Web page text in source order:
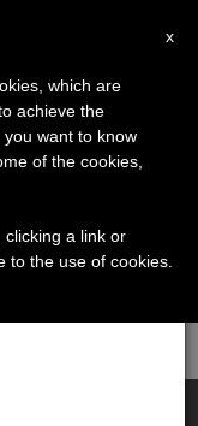
en el corazón de la
×
la pausa
de verano
también el
x
which are
achieve the
want to know
of the cookies,
clicking a link or
to the use of cookies.